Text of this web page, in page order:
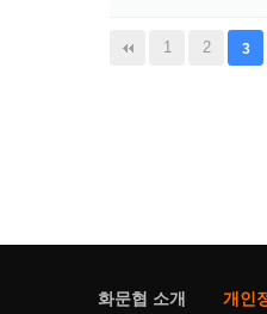
1 2 3
화문협 소개 개인